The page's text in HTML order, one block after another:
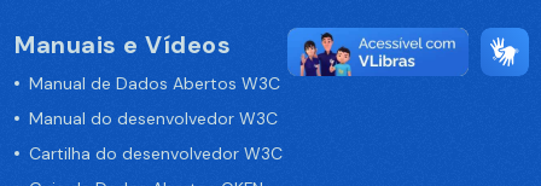
Manuais e Vídeos
Manual de Dados Abertos W3C
Manual do desenvolvedor W3C
Cartilha do desenvolvedor W3C